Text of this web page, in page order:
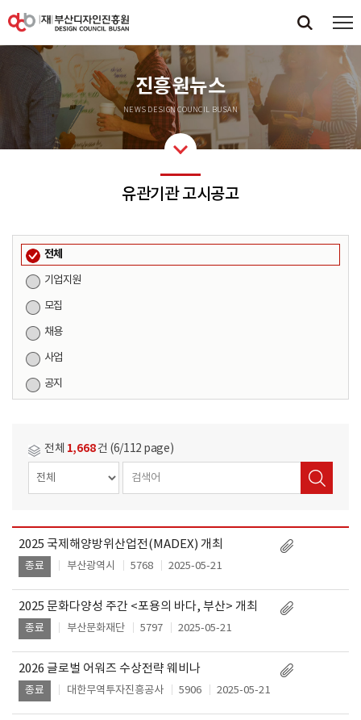
진흥원뉴스
NEWS DESIGN COUNCIL BUSAN
유관기관 고시공고
전체
기업지원
모집
채용
사업
공지
전체 1,668건 (6/112 page)
제
목
작
성
2025 국제해양방위산업전(MADEX) 개최
종료 부산광역시 5768 2025-05-21
2025 문화다양성 주간 <포용의 바다, 부산> 개최
종료 부산문화재단 5797 2025-05-21
2026 글로벌 어워즈 수상전략 웨비나
종료 대한무역투자진흥공사 5906 2025-05-21